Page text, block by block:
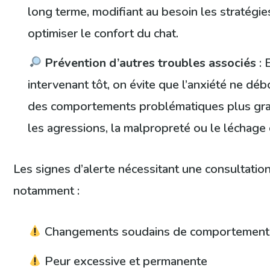
long terme, modifiant au besoin les
optimiser le confort du chat.
Prévention d’autres troubles associés :
intervenant tôt, on évite que l’anxiété ne
des comportements problématiques plus
les agressions, la malpropreté ou le léchage
Les signes d’alerte nécessitant une
notamment :
Changements soudains de comportement
Peur excessive et permanente